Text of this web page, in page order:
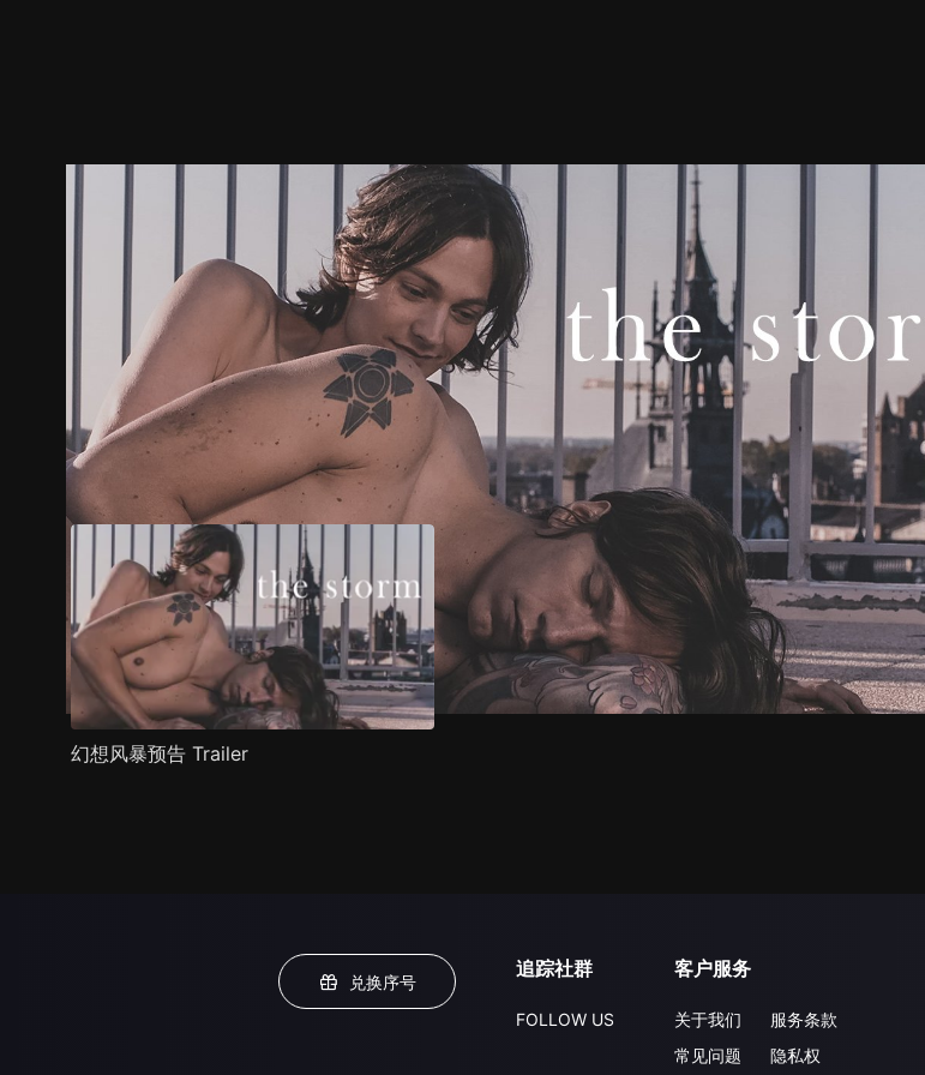
预告 推荐影片 剧情介绍
幻想风暴预告 Trailer
兑换序号
追踪社群
FOLLOW US
客户服务
关于我们
常见问题
服务条款
隐私权